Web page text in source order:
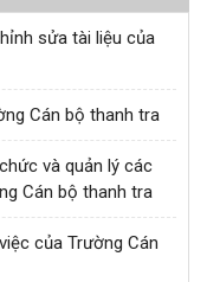
sửa tài liệu của
Cán bộ thanh tra
và quản lý các
Cán bộ thanh tra
của Trường Cán